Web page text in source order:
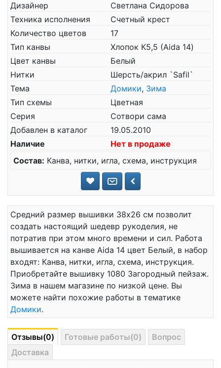
Дизайнер
Светлана Сидорова
Техника исполнения
Счетный крест
Количество цветов
17
Тип канвы
Хлопок К5,5 (Aida 14)
Цвет канвы
Белый
Нитки
Шерсть/акрил `Safil`
Тема
Домики, Зима
Тип схемы
Цветная
Серия
Сотвори сама
Добавлен в каталог
19.05.2010
Наличие
Нет в продаже
Состав: Канва, нитки, игла, схема, инструкция
Средний размер вышивки 38x26 см позволит
создать настоящий шедевр рукоделия, не
потратив при этом много времени и сил. Работа
вышивается на канве Aida 14 цвет Белый, в набор
входят: Канва, нитки, игла, схема, инструкция.
Приобретайте вышивку 1080 Загородный пейзаж.
Зима в нашем магазине по низкой цене. Вы
можете найти похожие работы в тематике
Домики.
Отзывы(0) Готовые работы(0)
Вопрос
Доставка